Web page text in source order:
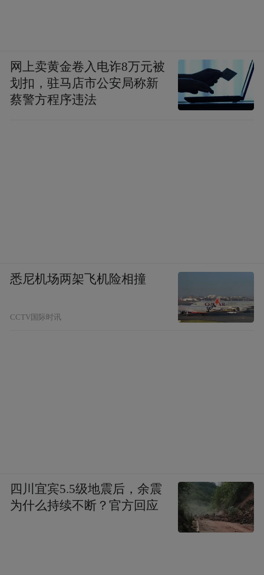
网上卖黄金卷入电诈8万元被
划扣，驻马店市公安局称新
蔡警方程序违法
悉尼机场两架飞机险相撞
CCTV国际时讯
四川宜宾5.5级地震后，余震
为什么持续不断？官方回应